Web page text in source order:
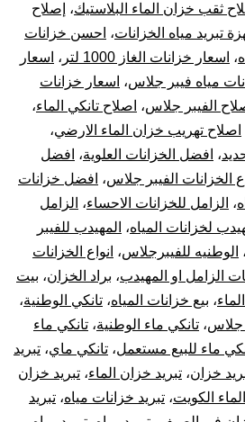
ثقب خزان الماء البلاستيك، إصلاح
تبريد مياه الخزانات، احسن خزانات
، اسعار خزانات الغاز 1000 لتر ، اسعار
مياه فيبر جلاس، اسعار خزانات
الفيبر جلاس، اصلاح تانكي الماء،
اصلاح تهريب خزان الماء الارضي،
، افضل الخزانات العلوية، افضل
الخزانات الفيبر جلاس، افضل خزانات
، الزامل للخزانات الاحساء، الزامل
لخزانات المياه، المهيدب للفيبر
، الوطنيه للفيبرجلاس، انواع الخزانات
الزامل او المهيدب، براد الخزان، بيت
، بيع خزانات المياه، تانكي الوطنية،
جلاس، تانكي ماء الوطنية، تانكي ماء
ماء للبيع مستعمل، تانكي ماي، تبريد
خزان، تبريد خزان الماء، تبريد خزان
الكويت، تبريد خزانات مياه، تبريد